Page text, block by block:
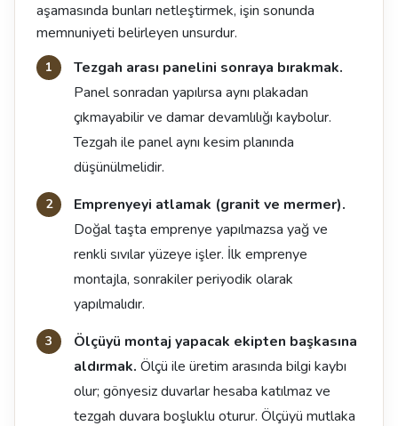
aşamasında bunları netleştirmek, işin sonunda
memnuniyeti belirleyen unsurdur.
Tezgah arası panelini sonraya bırakmak.
Panel sonradan yapılırsa aynı plakadan
çıkmayabilir ve damar devamlılığı kaybolur.
Tezgah ile panel aynı kesim planında
düşünülmelidir.
Emprenyeyi atlamak (granit ve mermer).
Doğal taşta emprenye yapılmazsa yağ ve
renkli sıvılar yüzeye işler. İlk emprenye
montajla, sonrakiler periyodik olarak
yapılmalıdır.
Ölçüyü montaj yapacak ekipten başkasına
aldırmak. Ölçü ile üretim arasında bilgi kaybı
olur; gönyesiz duvarlar hesaba katılmaz ve
tezgah duvara boşluklu oturur. Ölçüyü mutlaka